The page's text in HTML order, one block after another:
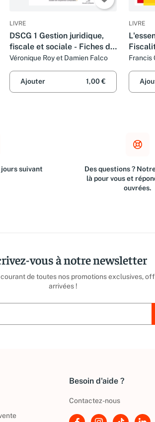
LIVRE
DSCG 1 Gestion juridique,
fiscale et sociale - Fiches de
révision - 2021-2022: 2021-
2022 (2021-2022)
Véronique Roy et Damien Falco
Ajouter 1,00 €
LIVRE
jour
pour
Francis
suivant
Des questions ?
là pour vous et
ouvrées.
vous à notre newsletter
courant de toutes nos promotions exclusives,
arrivées !
Besoin d'aide ?
Contactez-nous